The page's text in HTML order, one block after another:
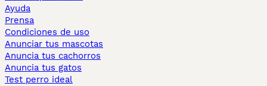
Ayuda
Prensa
Condiciones de uso
Anunciar tus mascotas
Anuncia tus cachorros
Anuncia tus gatos
Test perro ideal